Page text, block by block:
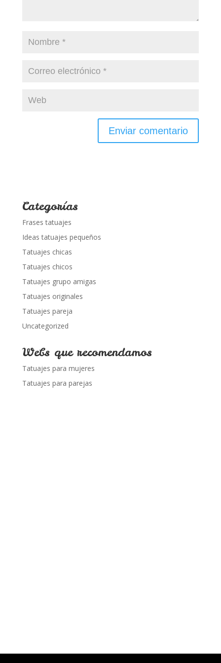
Categorías
Frases tatuajes
Ideas tatuajes pequeños
Tatuajes chicas
Tatuajes chicos
Tatuajes grupo amigas
Tatuajes originales
Tatuajes pareja
Uncategorized
Webs que recomendamos
Tatuajes para mujeres
Tatuajes para parejas